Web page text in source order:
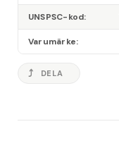
UNSPSC-kod
Varumärke
DELA